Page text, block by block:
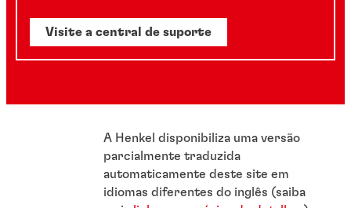
Visite a central de suporte
A Henkel disponibiliza uma versão
parcialmente traduzida
automaticamente deste site em
idiomas diferentes do inglês (saiba